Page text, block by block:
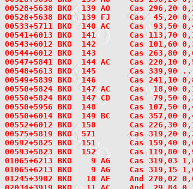
00528+5638 BKO  139 AO    Cas
00528+5638 BKO  139 FJ    Cas  45,20
00533+5711 BKO  140 AC    Cas  93,50
00541+6013 BKO  141
Cas 113,70
00543+6012 BKO  142
Cas 101,60
00544+6012 BKO  143
Cas 263,80
00547+5841 BKO  144 AC    Cas 220,10
00548+5613 BKO  145
Cas 339,90
00549+5839 BKO  146
Cas 241,10
00550+5824 BKO  147 AC    Cas  18,90
00550+5824 BKO  147 CD    Cas
00550+5956 BKO  148
Cas 107,50
00550+6014 BKO  149 BC    Cas 357,00
00552+6012 BKO  150
Cas 226,30
00575+5819 BKO  571
Cas 319,20
00592+5825 BKO  151
Cas 159,40
00593+5823 BKO  152
Cas 119,80
01065+6213 BKO    9 AG    Cas 319,03
01065+6213 BKO    9 AG    Cas
01245+3902 BKO   10 AF    And 270,02